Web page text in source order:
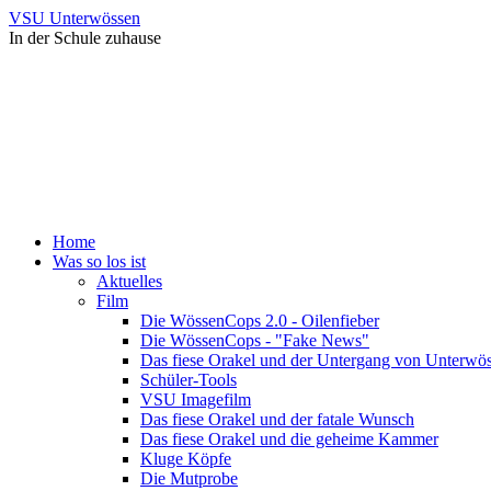
VSU Unterwössen
In der Schule zuhause
Home
Was so los ist
Aktuelles
Film
Die WössenCops 2.0 - Oilenfieber
Die WössenCops - "Fake News"
Das fiese Orakel und der Untergang von
Schüler-Tools
VSU Imagefilm
Das fiese Orakel und der fatale Wunsch
Das fiese Orakel und die geheime Kammer
Kluge Köpfe
Die Mutprobe